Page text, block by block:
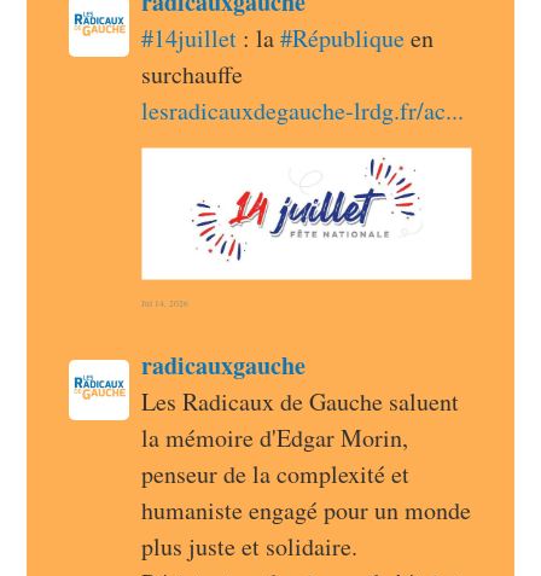
radicauxgauche avatar
#14juillet : la #République en
surchauffe
lesradicauxdegauche-lrdg.fr/ac
Jul 14, 2026
radicauxgauche avatar
radicauxgauchepost
Les Radicaux de Gauche saluent
la mémoire d'Edgar Morin,
penseur de la complexité et
humaniste engagé pour un monde
plus juste et solidaire.